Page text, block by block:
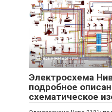
Обслуживание
Электросхема
подробное
схематическое